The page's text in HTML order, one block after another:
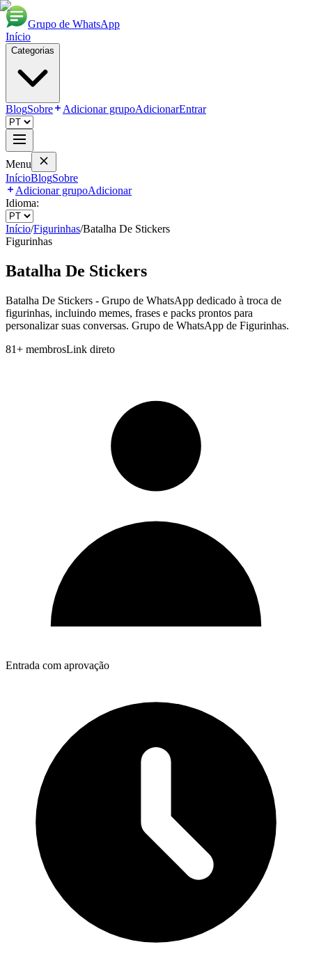
Grupo de WhatsApp
Início
Categorias
BlogSobre Adicionar grupoAdicionarEntrar
Menu
InícioBlogSobre
Adicionar grupoAdicionar
Idioma:
Início/Figurinhas/Batalha De Stickers
Figurinhas
Batalha De Stickers
Batalha De Stickers - Grupo de WhatsApp dedicado à troca de
figurinhas, incluindo memes, frases e packs prontos para
personalizar suas conversas. Grupo de WhatsApp de Figurinhas.
81+ membrosLink direto
Entrada com aprovação